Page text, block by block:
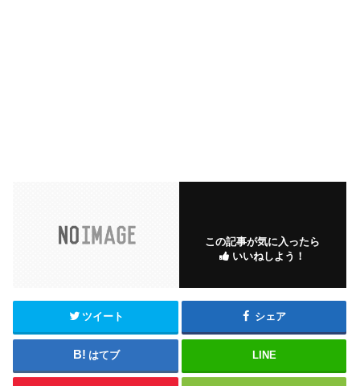
この記事が気に入ったら
いいねしよう！
ツイート シェア
はてブ LINE